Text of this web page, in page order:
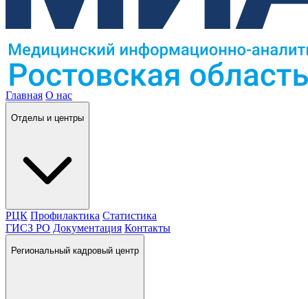
Главная О нас
Отделы и центры
РЦК Профилактика Статистика
ГИСЗ РО Документация Контакты
Региональный кадровый центр